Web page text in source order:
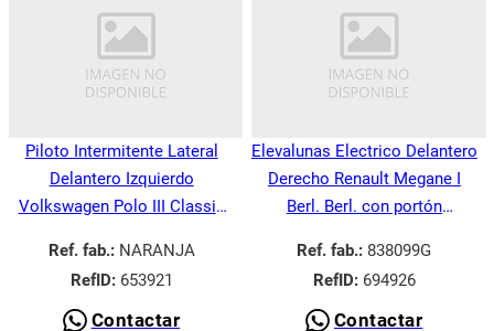
Piloto Intermitente Lateral
Delantero Izquierdo
Volkswagen Polo III Classic
Ref. fab.:NARANJA
RefID:653921
Contactar
Elevalunas Electrico Delantero
Derecho Renault Megane I
Berl. Berl. con portón
Ref. fab.: 838099G
RefID:694926
Contactar